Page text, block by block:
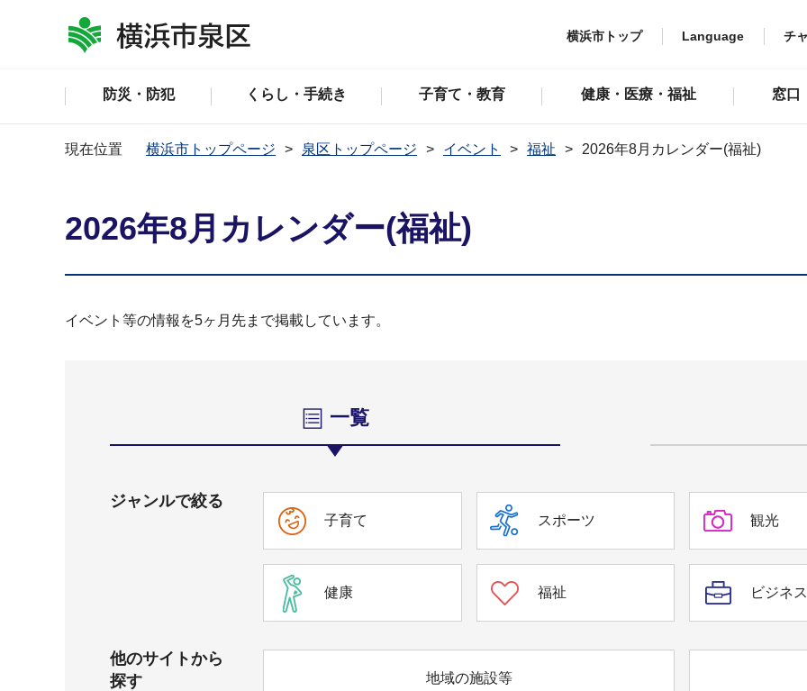
横浜市トップ Language チ
防災・防犯 くらし・手続き 子育て・教育 健康・医療・福祉 窓口
現在位置 横浜市トップページ 泉区トップページ イベント 福祉 2026年8月カレンダー(福祉)
2026年8月カレンダー(福祉)
イベント等の情報を5ヶ月先まで掲載しています。
一覧
ジャンルで絞る
子育て スポーツ 観光
健康 福祉 ビジネス
他のサイトから
探す
地域の施設等